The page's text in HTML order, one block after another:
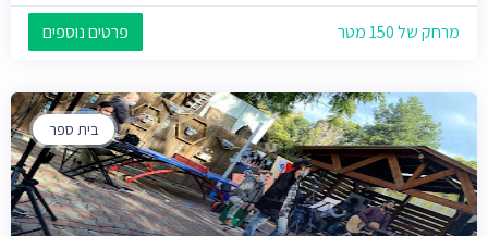
מרחק של 150 מטר פרטים נוספים
בית ספר